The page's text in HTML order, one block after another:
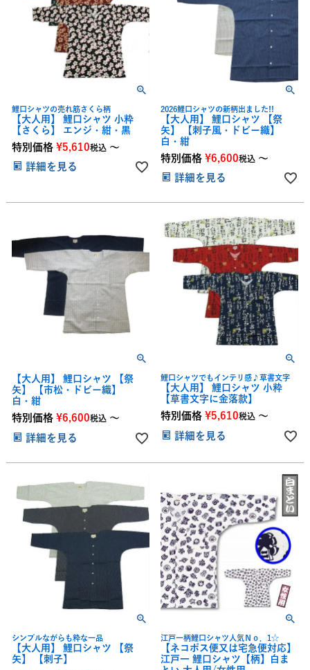
鯉口シャツの売れ筋さくら柄
【大人用】 鯉口シャツ 小粋
【さくら】 エンジ・紺・黒
特別価格 ¥5,610税込 〜
詳細を見る
2026鯉口シャツの新柄出ました!!
【大人用】 鯉口シャツ 【祭
矢】 【刺子風・ドビー織】
白・紺
特別価格 ¥6,600税込 〜
詳細を見る
【大人用】 鯉口シャツ 【祭
矢】 【市松・ドビー織】
白・紺
特別価格 ¥6,600税込 〜
詳細を見る
鯉口シャツでもインテリ感♪草書文字
【大人用】 鯉口シャツ 小粋
【草書文字に金落款】
特別価格 ¥5,610税込 〜
詳細を見る
シンプルながらも粋な一品
【大人用】 鯉口シャツ 【祭
矢】 【刺子】
江戸一柄鯉口シャツ人気Ｎｏ．1☆
【ネコポス便又は宅急便対応】
江戸一 鯉口シャツ【柄】白ま